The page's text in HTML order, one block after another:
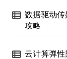
数据驱动
攻略
云计算弹